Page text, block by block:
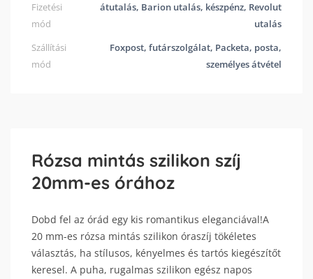
Fizetési
mód
átutalás, Barion utalás, készpénz, Revolut
utalás
Szállítási
mód
Foxpost, futárszolgálat, Packeta, posta,
személyes átvétel
Rózsa mintás szilikon szíj
20mm-es órához
Dobd fel az órád egy kis romantikus eleganciával!A
20 mm-es rózsa mintás szilikon óraszíj tökéletes
választás, ha stílusos, kényelmes és tartós kiegészítőt
keresel. A puha, rugalmas szilikon egész napos